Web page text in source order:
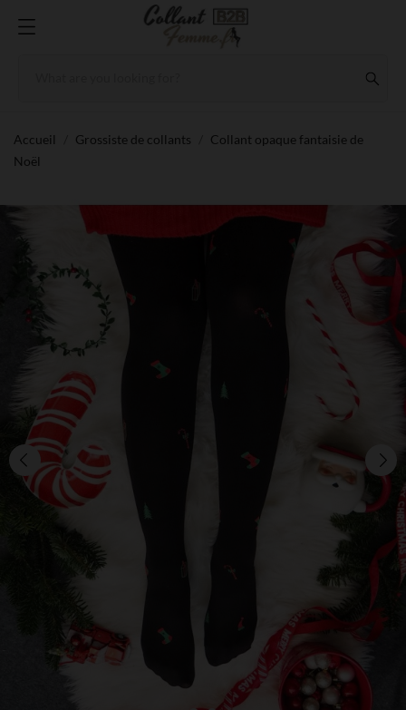
Accueil Grossiste de collants
Collant opaque fantaisie de
Noël